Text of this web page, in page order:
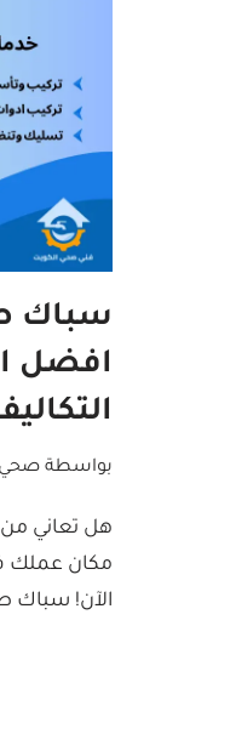
افضل
بواسطة صحي
هل تعاني
مكان عملك
الآن! سباك